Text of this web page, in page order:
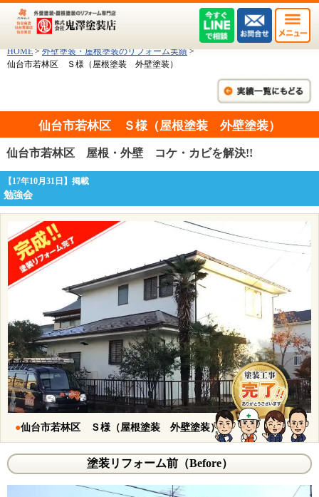
HOME > 外壁塗装・屋根塗装のリフォーム実績 >
仙台市若林区 Ｓ様（屋根塗装 外壁塗装）
仙台市若林区 Ｓ様（屋根塗装 外壁塗装）
仙台市若林区 屋根・外壁 コケ・カビを解決!!
【17年10月31日】掲載
勉強会
●仙台市若林区 Ｓ様（屋根塗装 外壁塗装）
塗装リフォーム前（Before）